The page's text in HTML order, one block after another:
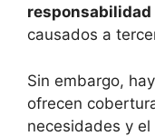
causados a
Sin embargo,
ofrecen
necesidades y